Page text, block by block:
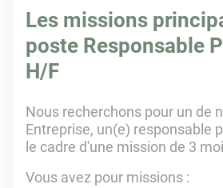
Les missions
poste Responsable
H/F
Nous recherchons pour un de
Entreprise, un(e) responsable
le cadre d'une mission de 3
Vous avez pour missions :